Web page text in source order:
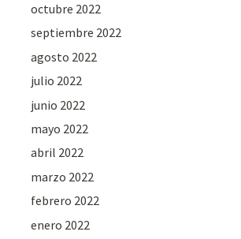
octubre 2022
septiembre 2022
agosto 2022
julio 2022
junio 2022
mayo 2022
abril 2022
marzo 2022
febrero 2022
enero 2022